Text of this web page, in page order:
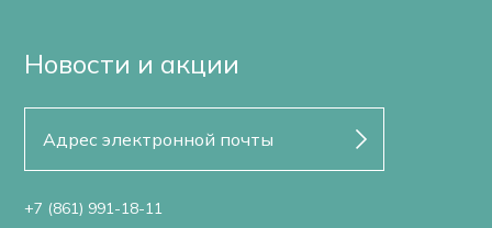
Новости и акции
+7 (861) 991-18-11